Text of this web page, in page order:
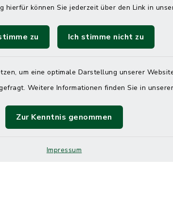
können Sie jederzeit über den Link in
zu Ich stimme nicht zu
um eine optimale Darstellung unserer
Weitere Informationen finden Sie in
Zur Kenntnis genommen
Impressum
08:00 Uhr – 12:00 Uhr
14:00 Uhr – 16:00 Uhr
08:00 Uhr – 12:00 Uhr
Rufen Sie uns gerne unter der